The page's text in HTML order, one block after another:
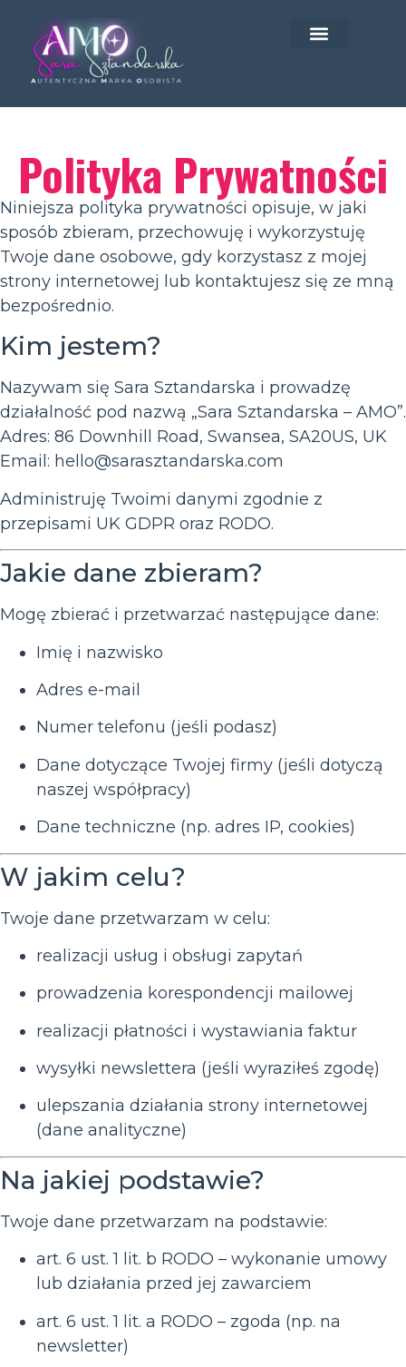
Polityka Prywatności
Niniejsza polityka prywatności opisuje, w jaki
sposób zbieram, przechowuję i wykorzystuję
Twoje dane osobowe, gdy korzystasz z mojej
strony internetowej lub kontaktujesz się ze mną
bezpośrednio.
Kim jestem?
Nazywam się Sara Sztandarska i prowadzę
działalność pod nazwą „Sara Sztandarska – AMO”.
Adres: 86 Downhill Road, Swansea, SA20US, UK
Email: hello@sarasztandarska.com
Administruję Twoimi danymi zgodnie z
przepisami UK GDPR oraz RODO.
Jakie dane zbieram?
Mogę zbierać i przetwarzać następujące dane:
Imię i nazwisko
Adres e-mail
Numer telefonu (jeśli podasz)
Dane dotyczące Twojej firmy (jeśli dotyczą
naszej współpracy)
Dane techniczne (np. adres IP, cookies)
W jakim celu?
Twoje dane przetwarzam w celu:
realizacji usług i obsługi zapytań
prowadzenia korespondencji mailowej
realizacji płatności i wystawiania faktur
wysyłki newslettera (jeśli wyraziłeś zgodę)
ulepszania działania strony internetowej
(dane analityczne)
Na jakiej podstawie?
Twoje dane przetwarzam na podstawie:
art. 6 ust. 1 lit. b RODO – wykonanie umowy
lub działania przed jej zawarciem
art. 6 ust. 1 lit. a RODO – zgoda (np. na
newsletter)